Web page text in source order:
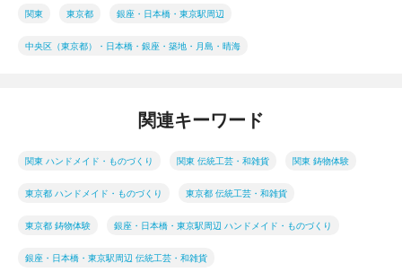
関東 東京都 銀座・日本橋・東京駅周辺
中央区（東京都）・日本橋・銀座・築地・月島・晴海
関連キーワード
関東 ハンドメイド・ものづくり 関東 伝統工芸・和雑貨 関東 鋳物体験
東京都 ハンドメイド・ものづくり 東京都 伝統工芸・和雑貨
東京都 鋳物体験 銀座・日本橋・東京駅周辺 ハンドメイド・ものづくり
銀座・日本橋・東京駅周辺 伝統工芸・和雑貨